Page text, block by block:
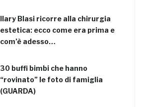
Ilary Blasi ricorre alla chirurgia
estetica: ecco come era prima e
com’è adesso…
30 buffi bimbi che hanno
“rovinato” le foto di famiglia
(GUARDA)